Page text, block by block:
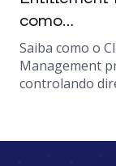
como...
Saiba como o
Management
controlando